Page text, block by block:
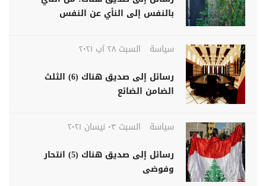
بالنفس إلى النأي عن النفس
سياسة
السبت ٢٨ آب ٢٠٢١
رسائل إلى صديق هناك (6) الثلث
الضامن الضائع
سياسة
السبت ٠٣ نيسان ٢٠٢١
رسائل إلى صديق هناك (5) انتحار
وفوضى